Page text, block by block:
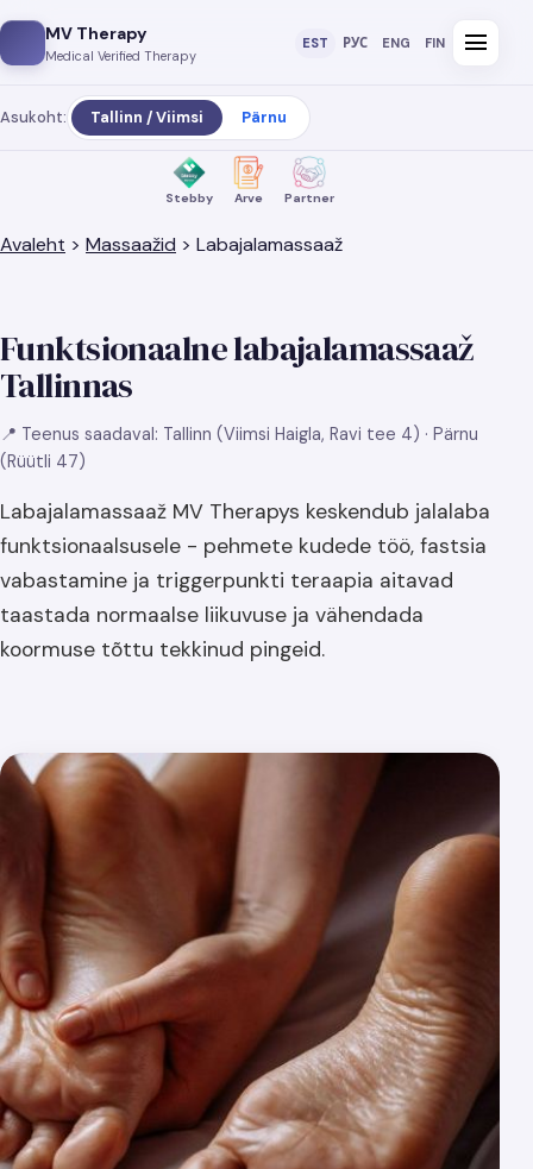
MV Therapy
Medical Verified Therapy
EST РУС ENG FIN menu
Asukoht: Tallinn / Viimsi Pärnu
Stebby Arve Partner
Avaleht > Massaažid > Labajalamassaaž
Funktsionaalne labajalamassaaž
Tallinnas
📍 Teenus saadaval: Tallinn (Viimsi Haigla, Ravi tee 4) · Pärnu
(Rüütli 47)
Labajalamassaaž MV Therapys keskendub jalalaba
funktsionaalsusele - pehmete kudede töö, fastsia
vabastamine ja triggerpunkti teraapia aitavad
taastada normaalse liikuvuse ja vähendada
koormuse tõttu tekkinud pingeid.